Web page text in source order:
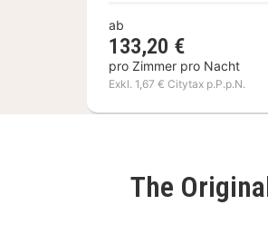
ab
133,20 €
pro Zimmer pro Nacht
Exkl. 1,67 € Citytax p.P.p.N.
The